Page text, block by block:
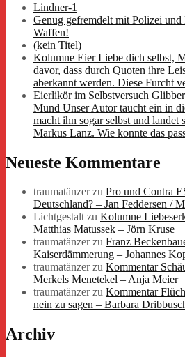
Lindner-1
Genug gefremdelt mit Polizei
Waffen!
(kein Titel)
Kolumne Eier Liebe dich selbst,
davor, dass durch Quoten ihre
aberkannt werden. Diese Furcht
Eierlikör im Selbstversuch
Mund Unser Autor taucht ein in
macht ihn sogar selbst und
Markus Lanz. Wie konnte das
Neueste Kommentare
traumatänzerzu Pro und Contra
Deutschland? – Jan Feddersen /
Lichtgestaltzu Kolumne
Matthias Matussek – Jörn Kruse
traumatänzerzu Franz
Kaiserdämmerung – Johannes
traumatänzerzu Kommentar
Merkels Menetekel – Anja Meier
traumatänzerzu Kommentar
nein zu sagen – Barbara
Archiv